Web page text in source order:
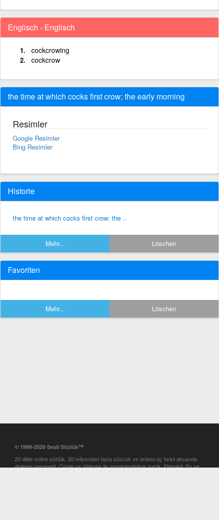
Englisch - Englisch
cockcrowing
cockcrow
the time at which cocks first crow; the early morning
Resimler
Google Resimler
Bing Resimler
Historie
the time at which cocks first crow; the ..
Mehr... Löschen
Favoriten
Mehr... Löschen
© 1999-2026 Sesli Sözlük™
20 dilde online sözlük. 20 milyondan fazla sözcük ve anlamı üç farklı aksanda
dinleme seçeneği. Cümle ve Videolar ile zenginleştirilmiş içerik. Etimoloji, Eş ve